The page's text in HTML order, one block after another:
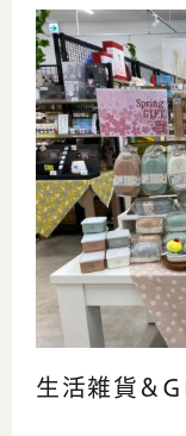
造花、ドライ
です。 ブライ
などお気軽に
生活雑貨